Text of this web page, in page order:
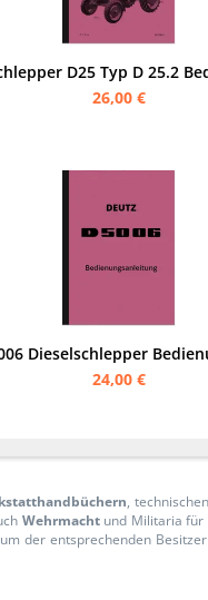
D25 Typ D 25.2
26,00 €
Dieselschlepper
24,00 €
,
Wehrmachtund Militaria für
der entsprechenden